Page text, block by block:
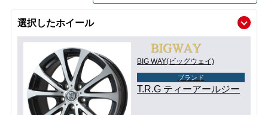
選択したホイール
BIG WAY(ビッグウェイ)
ブランド
T.R.G ティーアールジー